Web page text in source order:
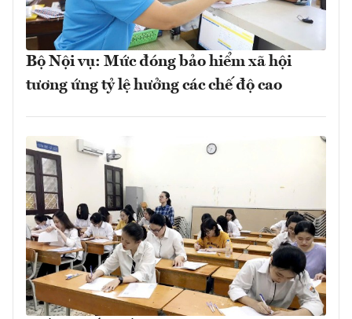
Bộ Nội vụ: Mức đóng bảo hiểm xã hội
tương ứng tỷ lệ hưởng các chế độ cao